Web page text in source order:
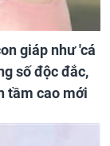
giáp như 'cá
số độc đắc,
tầm cao mới